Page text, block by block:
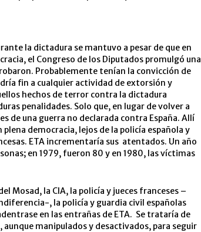
la dictadura se mantuvo a pesar de que en
el Congreso de los Diputados promulgó una
Probablemente tenían la convicción de
fin a cualquier actividad de extorsión y
hechos de terror contra la dictadura
penalidades. Solo que, en lugar de volver a
de una guerra no declarada contra España. Allí
democracia, lejos de la policía española y
ETA incrementaría sus atentados. Un año
en 1979, fueron 80 y en 1980, las víctimas
Mosad, la CIA, la policía y jueces franceses –
, la policía y guardia civil españolas
en las entrañas de ETA. Se trataría de
aunque manipulados y desactivados, para seguir